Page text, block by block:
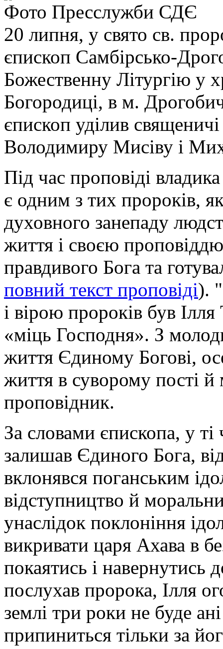
Фото Пресслужби СДЄ
20 липня, у свято св.
єпископ Самбірсько-
Божественну Літургію у
Богородиці, в м.
єпископ уділив
Володимиру Мисіву і
Під час проповіді
є одним з тих пророків,
духовного занепаду
життя і своєю
правдивого Бога та
повний текст проповіді).
і вірою пророків був Ілля
«міць Господня». З
життя Єдиному Богові,
життя в суворому пості й
проповідник.
За словами єпископа, у ті
залишав Єдиного Бога,
вклонявся поганським
відступництво й
унаслідок поклоніння
викривати царя Ахава в
покаятись і навернутись
послухав пророка, Ілля
землі три роки не буде
припиниться тільки за